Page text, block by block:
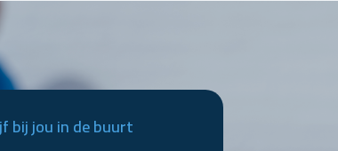
bij jou in de buurt